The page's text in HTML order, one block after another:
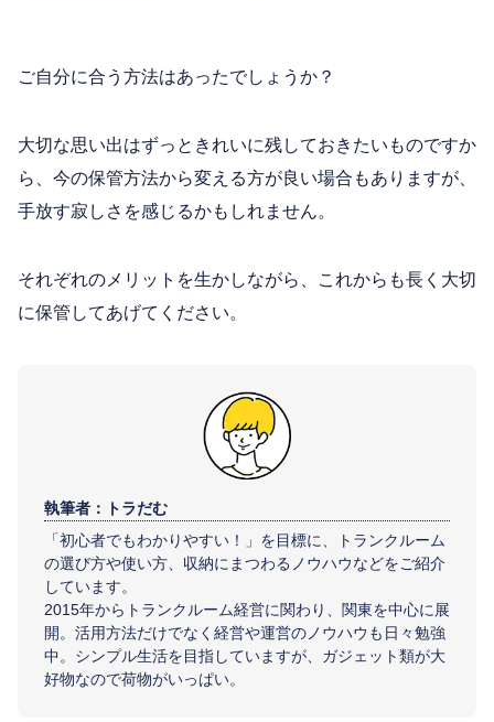
ご自分に合う方法はあったでしょうか？
大切な思い出はずっときれいに残しておきたいものですか
ら、今の保管方法から変える方が良い場合もありますが、
手放す寂しさを感じるかもしれません。
それぞれのメリットを生かしながら、これからも長く大切
に保管してあげてください。
執筆者：トラだむ
「初心者でもわかりやすい！」を目標に、トランクルーム
の選び方や使い方、収納にまつわるノウハウなどをご紹介
しています。
2015年からトランクルーム経営に関わり、関東を中心に展
開。活用方法だけでなく経営や運営のノウハウも日々勉強
中。シンプル生活を目指していますが、ガジェット類が大
好物なので荷物がいっぱい。